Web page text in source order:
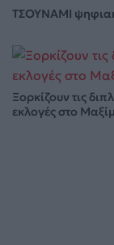
ΤΣΟΥΝΑΜΙ
Ξορκίζουν τις
εκλογές στο